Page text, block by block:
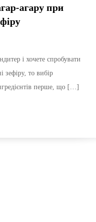
агару при
і хочете спробувати
зефіру, то вибір
перше, що […]